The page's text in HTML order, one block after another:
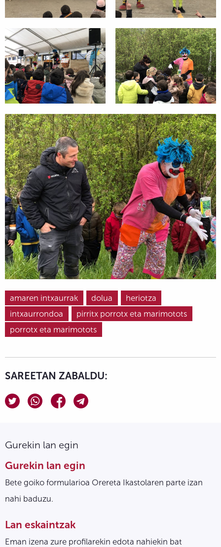
amaren intxaurrak dolua
heriotza
intxaurrondoa
pirritx porrotx eta marimotots
porrotx eta marimotots
SAREETAN ZABALDU:
Gurekin lan egin
Gurekin lan egin
Bete goiko formularioa Orereta Ikastolaren parte izan
nahi baduzu.
Lan eskaintzak
Eman izena zure profilarekin edota nahiekin bat